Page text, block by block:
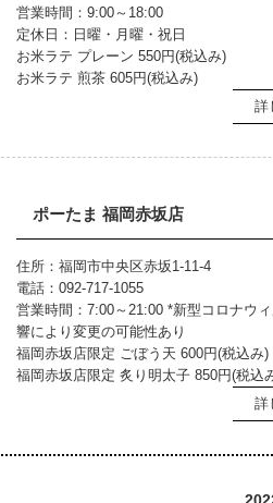
営業時間：9:00～18:00
定休日：日曜・月曜・祝日
お米ラテ プレーン 550円(税込み)
お米ラテ 煎茶 605円(税込み)
詳
ポーたま 福岡赤坂店
住所：福岡市中央区赤坂1-11-4
電話：092-717-1055
営業時間：7:00～21:00 *新型コロナウ
響により変更の可能性あり
福岡赤坂店限定 ごぼう天 600円(税込み)
福岡赤坂店限定 炙り明太子 850円(税込
詳